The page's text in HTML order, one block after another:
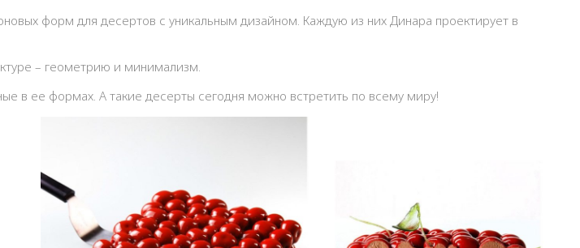
форм для десертов с уникальным дизайном. Каждую из них Динара проектирует в
– геометрию и минимализм.
в ее формах. А такие десерты сегодня можно встретить по всему миру!